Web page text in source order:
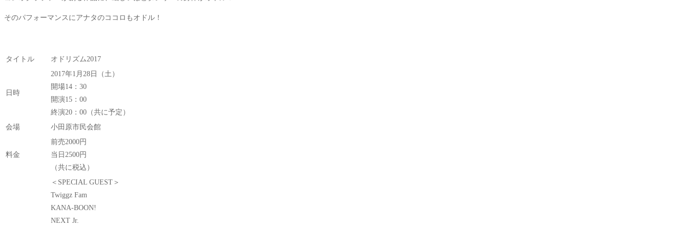
そのパフォーマンスにアナタのココロもオドル！
タイトル オドリズム2017
日時
2017年1月28日（土）
開場14：30
開演15：00
終演20：00（共に予定）
会場
小田原市民会館
料金
前売2000円
当日2500円
（共に税込）
＜SPECIAL GUEST＞
Twiggz Fam
KANA-BOON!
NEXT Jr.